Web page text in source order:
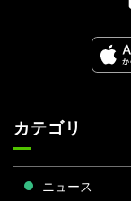
カテゴリ
ニュース